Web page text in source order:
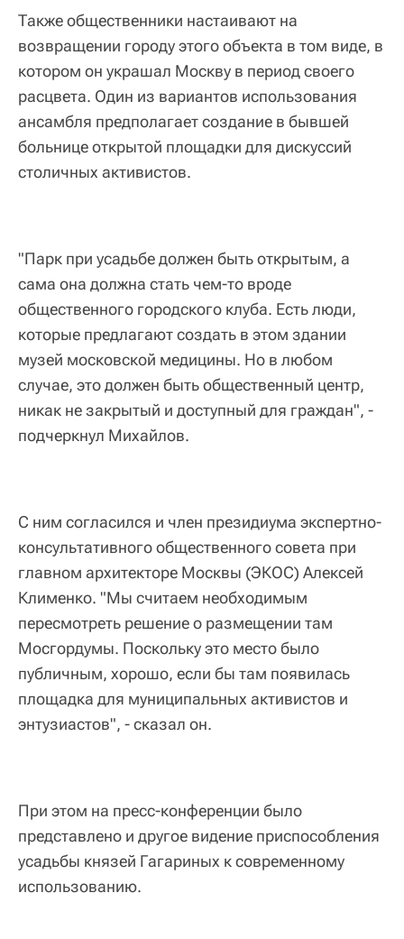
Также общественники настаивают на
возвращении городу этого объекта в том виде, в
котором он украшал Москву в период своего
расцвета. Один из вариантов использования
ансамбля предполагает создание в бывшей
больнице открытой площадки для дискуссий
столичных активистов.
"Парк при усадьбе должен быть открытым, а
сама она должна стать чем-то вроде
общественного городского клуба. Есть люди,
которые предлагают создать в этом здании
музей московской медицины. Но в любом
случае, это должен быть общественный центр,
никак не закрытый и доступный для граждан", -
подчеркнул Михайлов.
С ним согласился и член президиума экспертно-
консультативного общественного совета при
главном архитекторе Москвы (ЭКОС) Алексей
Клименко. "Мы считаем необходимым
пересмотреть решение о размещении там
Мосгордумы. Поскольку это место было
публичным, хорошо, если бы там появилась
площадка для муниципальных активистов и
энтузиастов", - сказал он.
При этом на пресс-конференции было
представлено и другое видение приспособления
усадьбы князей Гагариных к современному
использованию.